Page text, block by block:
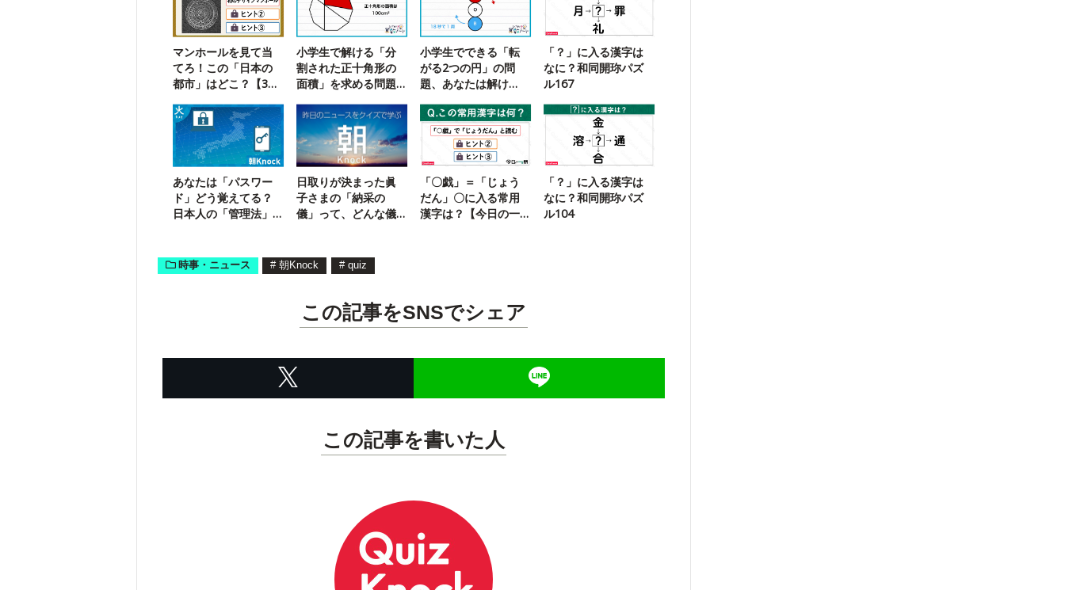
マンホールを見て当
てろ！この「日本の
都市」はどこ？【3ヒ
小学生で解ける「分
割された正十角形の
面積」を求める問題
小学生でできる「転
がる2つの円」の問
題、あなたは解け
「？」に入る漢字は
なに？和同開珎パズ
ル167
あなたは「パスワー
ド」どう覚えてる？
日本人の「管理法」1
日取りが決まった眞
子さまの「納采の
儀」って、どんな儀
「〇戯」＝「じょう
だん」〇に入る常用
漢字は？【今日の一
「？」に入る漢字は
なに？和同開珎パズ
ル104
時事・ニュース # 朝Knock # quiz
この記事をSNSでシェア
この記事を書いた人